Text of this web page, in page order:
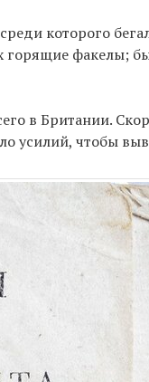
которого
факелы;
в Британии.
чтобы